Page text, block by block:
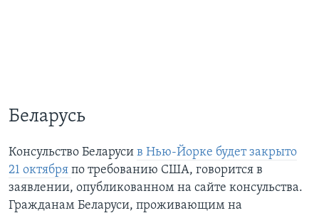
Беларусь
Консульство Беларуси в Нью-Йорке будет закрыто
21 октября по требованию США, говорится в
заявлении, опубликованном на сайте консульства.
Гражданам Беларуси, проживающим на